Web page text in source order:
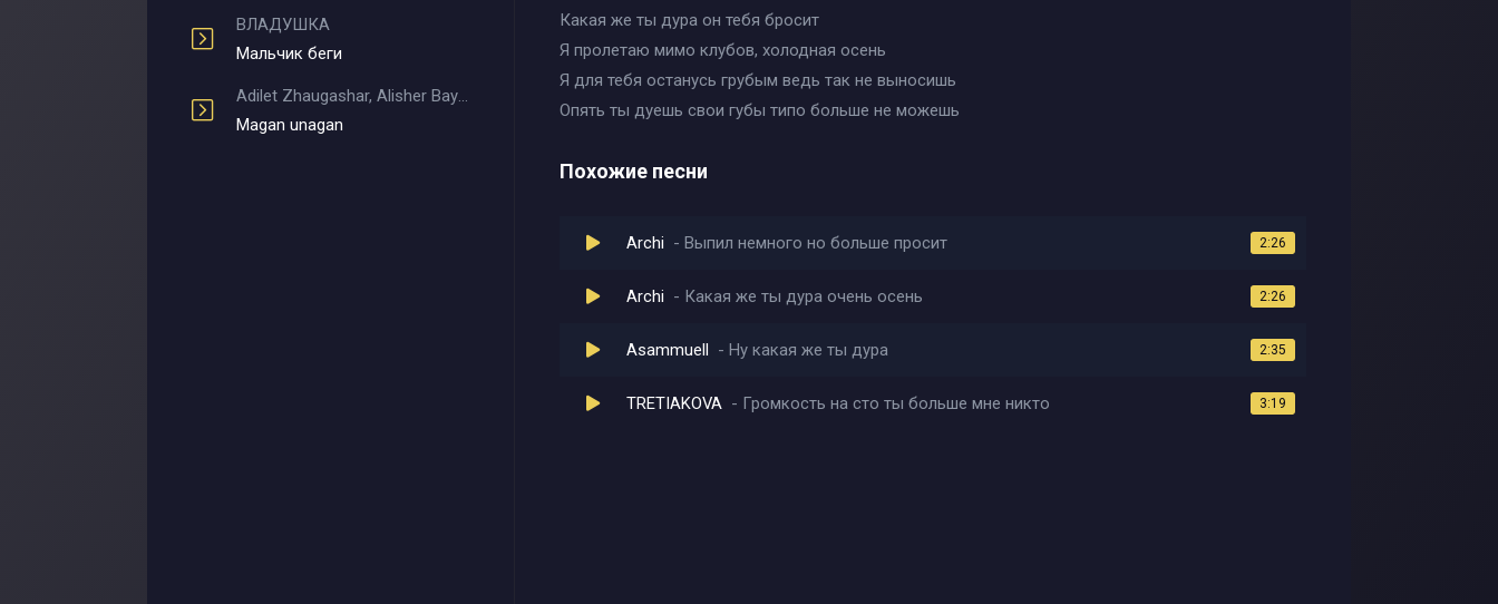
ВЛАДУШКА
Мальчик беги
Adilet Zhaugashar, Alisher Bayniyazov
Magan unagan
Какая же ты дура он тебя бросит
Я пролетаю мимо клубов, холодная осень
Я для тебя останусь грубым ведь так не выносишь
Опять ты дуешь свои губы типо больше не можешь
Похожие песни
Archi Выпил немного но больше просит 2:26
Archi Какая же ты дура очень осень 2:26
Asammuell Ну какая же ты дура 2:35
TRETIAKOVA Громкость на сто ты больше мне никто 3:19